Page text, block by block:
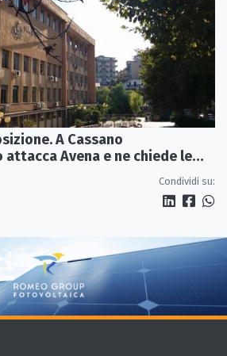
A Cassano
Avena e ne chiede le
Condividi su: